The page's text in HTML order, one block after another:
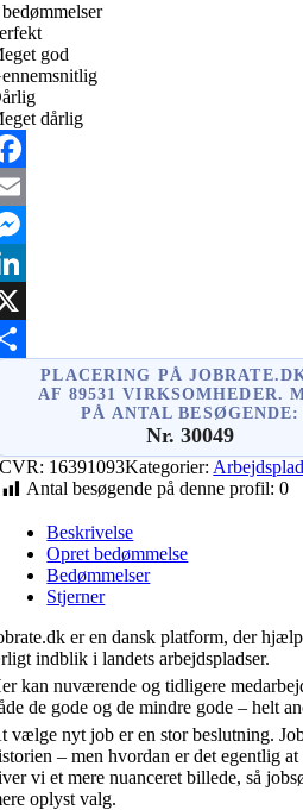
god
dårlig
PLACERING PÅ
AF 89531 VIRKSOMHEDER.
PÅ ANTAL BESØGENDE:
Nr. 30049
CVR: 16391093Kategorier:
Antal besøgende på denne profil: 0
Beskrivelse
Opret bedømmelse
Bedømmelser
Stjerner
er en dansk platform, der
indblik i landets arbejdspladser.
kan nuværende og tidligere
de gode og de mindre gode – helt
vælge nyt job er en stor beslutning.
– men hvordan er det egentlig
vi et mere nuanceret billede, så
oplyst valg.